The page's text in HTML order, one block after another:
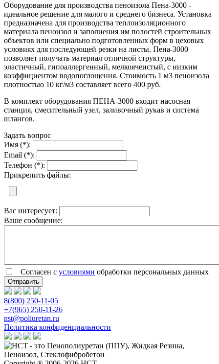
Оборудование для производства пеноизола Пена-3000 -
идеальное решение для малого и среднего бизнеса. Установка
предназначена для производства теплоизоляционного
материала пеноизол и заполнения им полостей строительных
объектов или специально подготовленных форм в цеховых
условиях для последующей резки на листы. Пена-3000
позволяет получать материал отличной структуры,
эластичный, гипоаллергенный, мелкоячеистый, с низким
коэффициентом водопоглощения. Стоимость 1 м3 пеноизола
плотностью 10 кг/м3 составляет всего 400 руб.
В комплект оборудования ПЕНА-3000 входит насосная
станция, смесительный узел, заливочный рукав и система
шлангов.
Задать вопрос
Имя (*):
Email (*):
Телефон (*):
Прикрепить файлы:
Вас интересует:
Ваше сообщение:
Согласен с условиями обработки персональных данных
8(800) 250-11-05
+7(965) 250-11-26
nst@poliuretan.ru
Политика конфиденциальности